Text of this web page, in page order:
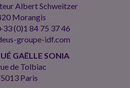
Albert Schweitzer
Morangis
(0)1 84 75 37 46
groupe-idf.com
GAËLLE SONIA
de Tolbiac
Paris